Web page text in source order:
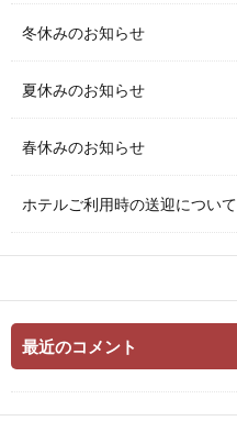
冬休みのお知らせ
夏休みのお知らせ
春休みのお知らせ
ホテルご利用時の送迎について
最近のコメント